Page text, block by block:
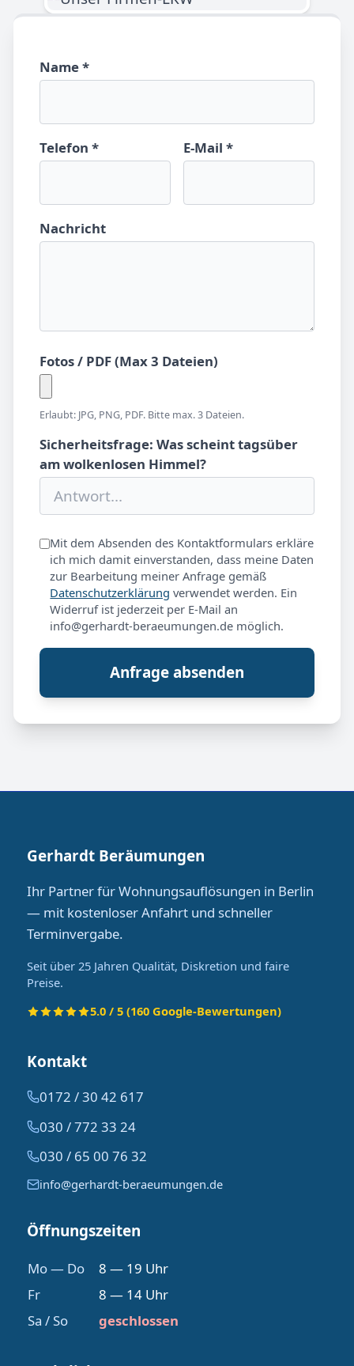
Name *
Telefon * E-Mail *
Nachricht
Fotos / PDF (Max 3 Dateien)
Erlaubt: JPG, PNG, PDF. Bitte max. 3 Dateien.
Sicherheitsfrage: Was scheint tagsüber
am wolkenlosen Himmel?
Mit dem Absenden des Kontaktformulars erkläre
ich mich damit einverstanden, dass meine Daten
zur Bearbeitung meiner Anfrage gemäß
Datenschutzerklärung verwendet werden. Ein
Widerruf ist jederzeit per E-Mail an
info@gerhardt-beraeumungen.de möglich.
Anfrage absenden
Gerhardt Beräumungen
Ihr Partner für Wohnungsauflösungen in Berlin
— mit kostenloser Anfahrt und schneller
Terminvergabe.
Seit über 25 Jahren Qualität, Diskretion und faire
Preise.
5.0 / 5 (160 Google-Bewertungen)
Kontakt
0172 / 30 42 617
030 / 772 33 24
030 / 65 00 76 32
info@gerhardt-beraeumungen.de
Öffnungszeiten
Mo — Do
8 — 19 Uhr
Fr
8 — 14 Uhr
Sa / So
geschlossen